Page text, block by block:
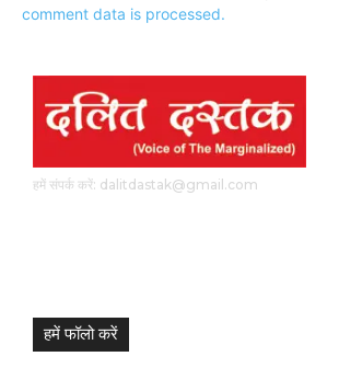
comment data is processed.
हमें संपर्क करें: dalitdastak@gmail.com
हमें फॉलो करें